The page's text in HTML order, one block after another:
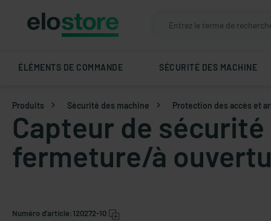
ÉLÉMENTS DE COMMANDE SÉCURITÉ DES MACHINE
Produits Sécurité des machine Protection des accès et
Capteur de sécurité
fermeture/à
Numéro d'article:120272-10